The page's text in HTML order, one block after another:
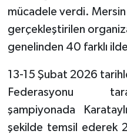
mücadele verdi.
gerçekleştirilen
genelinden 40 farklı
13-15 Şubat 2026
Federasyonu
şampiyonada
şekilde temsil ederek